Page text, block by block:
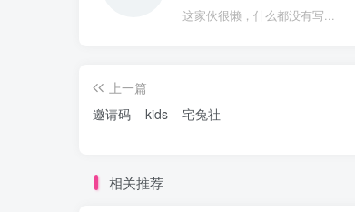
这家伙很懒，什么都没有写...
上一篇
邀请码 – kids – 宅兔社
相关推荐